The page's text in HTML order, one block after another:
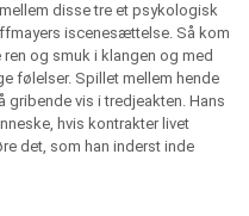
disse tre et psykologisk
iscenesættelse. Så kom
og smuk i klangen og med
følelser. Spillet mellem hende
gribende vis i tredjeakten. Hans
hvis kontrakter livet
det, som han inderst inde